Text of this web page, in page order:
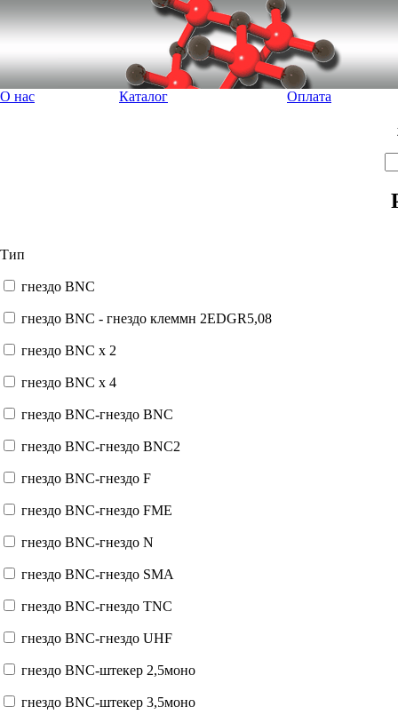
О нас Каталог Оплата
Тип
гнездо BNC
гнездо BNC - гнездо клеммн 2EDGR5,08
гнездо BNC x 2
гнездо BNC x 4
гнездо BNC-гнездо BNC
гнездо BNC-гнездо BNC2
гнездо BNC-гнездо F
гнездо BNC-гнездо FME
гнездо BNC-гнездо N
гнездо BNC-гнездо SMA
гнездо BNC-гнездо TNC
гнездо BNC-гнездо UHF
гнездо BNC-штекер 2,5моно
гнездо BNC-штекер 3,5моно